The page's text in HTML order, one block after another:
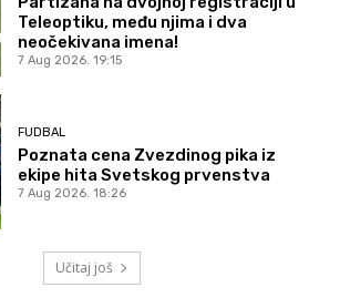
Teleoptiku, među njima i dva
neočekivana imena!
7 Aug 2026. 19:15
FUDBAL
Poznata cena Zvezdinog pika iz
ekipe hita Svetskog prvenstva
7 Aug 2026. 18:26
Učitaj još